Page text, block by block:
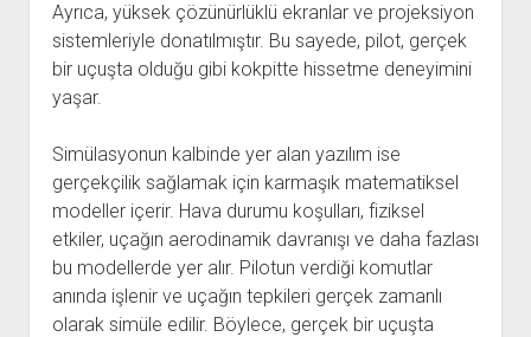
Ayrıca, yüksek çözünürlüklü ekranlar ve projeksiyon
sistemleriyle donatılmıştır. Bu sayede, pilot, gerçek
bir uçuşta olduğu gibi kokpitte hissetme deneyimini
yaşar.
Simülasyonun kalbinde yer alan yazılım ise
gerçekçilik sağlamak için karmaşık matematiksel
modeller içerir. Hava durumu koşulları, fiziksel
etkiler, uçağın aerodinamik davranışı ve daha fazlası
bu modellerde yer alır. Pilotun verdiği komutlar
anında işlenir ve uçağın tepkileri gerçek zamanlı
olarak simüle edilir. Böylece, gerçek bir uçuşta